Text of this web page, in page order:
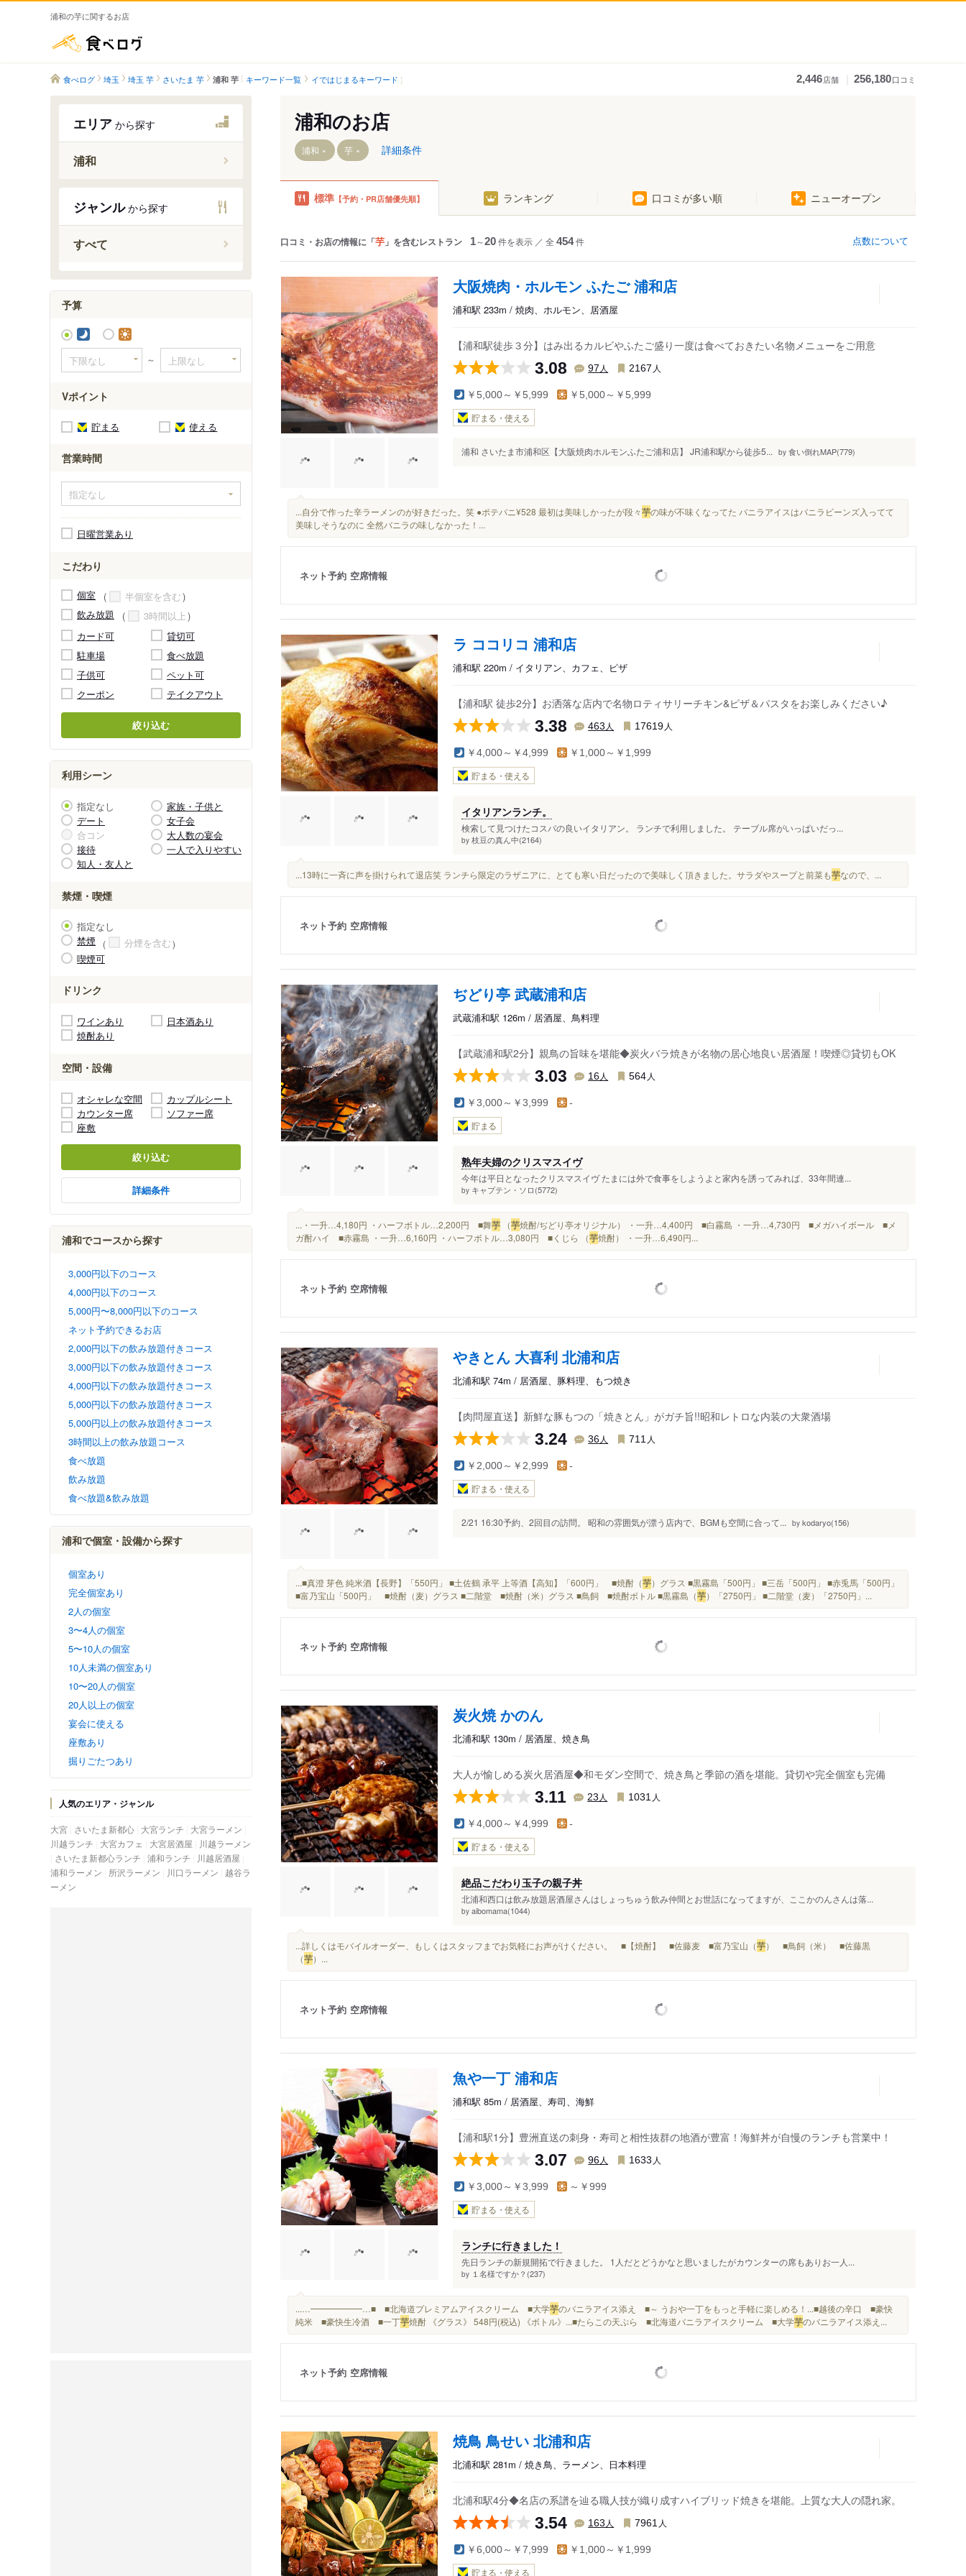
浦和の芋に関するお店
食べログ 埼玉 埼玉 芋 さいたま 芋 浦和 芋 キーワード一覧 イではじまるキーワード 2,446店舗 256,180口コミ
エリア から探す
浦和
西浦和駅
南浦和駅
東浦和駅
北浦和駅
浦和駅
中浦和駅
浦和美園駅
ジャンルから探す
すべて
予算
～
Vポイント
貯まる 使える
営業時間
日曜営業あり
こだわり
個室
半個室を含む
飲み放題
3時間以上
カード可
貸切可
駐車場
食べ放題
子供可
ペット可
クーポン
テイクアウト
絞り込む
利用シーン
指定なし
家族・子供と
デート
女子会
合コン
大人数の宴会
接待
一人で入りやすい
知人・友人と
禁煙・喫煙
指定なし
禁煙
分煙を含む
喫煙可
ドリンク
ワインあり
日本酒あり
焼酎あり
空間・設備
オシャレな空間
カップルシート
カウンター席
ソファー席
座敷
絞り込む
詳細条件
浦和でコースから探す
3,000円以下のコース
4,000円以下のコース
5,000円〜8,000円以下のコース
ネット予約できるお店
2,000円以下の飲み放題付きコース
3,000円以下の飲み放題付きコース
4,000円以下の飲み放題付きコース
5,000円以下の飲み放題付きコース
5,000円以上の飲み放題付きコース
3時間以上の飲み放題コース
食べ放題
飲み放題
食べ放題&飲み放題
浦和で個室・設備から探す
個室あり
完全個室あり
2人の個室
3〜4人の個室
5〜10人の個室
10人未満の個室あり
10〜20人の個室
20人以上の個室
宴会に使える
座敷あり
掘りごたつあり
人気のエリア・ジャンル
大宮 さいたま新都心 大宮ランチ
大宮ラーメン
川越ランチ
大宮カフェ 大宮居酒屋
川越ラーメン
さいたま新都心ランチ 浦和ランチ
川越居酒屋
浦和ラーメン
所沢ラーメン 川口ラーメン
越谷ラ
ーメン
浦和のお店
浦和 芋 詳細条件
標準 【予約・PR店舗優先順】 ランキング 口コミが多い順 ニューオープン
口コミ・お店の情報に「芋 」を含むレストラン 1～20件を表示 ／ 全 454件 点数について
大阪焼肉・ホルモン ふたご 浦和店
浦和駅 233m / 焼肉、ホルモン、居酒屋
【浦和駅徒歩３分】はみ出るカルビやふたご盛り一度は食べておきたい名物メニューをご用意
3.08 97 人 2167 人
￥5,000～￥5,999 ￥5,000～￥5,999
貯まる・使える
浦和 さいたま市浦和区【大阪焼肉ホルモンふたご浦和店】 JR浦和駅から徒歩5... by 食い倒れMAP(779)
...自分で作った辛ラーメンのが好きだった。笑 ●ポテバニ¥528 最初は美味しかったが段々芋の味が不味くなってた バニラアイスはバニラビーンズ入ってて
美味しそうなのに 全然バニラの味しなかった！...
ネット予約 空席情報
ラ ココリコ 浦和店
浦和駅 220m / イタリアン、カフェ、ピザ
【浦和駅 徒歩2分】お洒落な店内で名物ロティサリーチキン&ピザ＆パスタをお楽しみください♪
3.38 463 人 17619 人
￥4,000～￥4,999 ￥1,000～￥1,999
貯まる・使える
イタリアンランチ。
検索して見つけたコスパの良いイタリアン。 ランチで利用しました。 テーブル席がいっぱいだっ...
by 枝豆の真ん中(2164)
...13時に一斉に声を掛けられて退店笑 ランチら限定のラザニアに、とても寒い日だったので美味しく頂きました。サラダやスープと前菜も芋なので、...
ネット予約 空席情報
ぢどり亭 武蔵浦和店
武蔵浦和駅 126m / 居酒屋、鳥料理
【武蔵浦和駅2分】親鳥の旨味を堪能◆炭火バラ焼きが名物の居心地良い居酒屋！喫煙◎貸切もOK
3.03 16人 564 人
￥3,000～￥3,999 -
貯まる
熟年夫婦のクリスマスイヴ
今年は平日となったクリスマスイヴ たまには外で食事をしようよと家内を誘ってみれば、33年間連...
by キャプテン・ソロ(5772)
...・一升…4,180円 ・ハーフボトル…2,200円 ■舞芋 （芋焼酎/ぢどり亭オリジナル） ・一升…4,400円 ■白霧島 ・一升…4,730円 ■メガハイボール ■メ
ガ酎ハイ ■赤霧島 ・一升…6,160円 ・ハーフボトル…3,080円 ■くじら （芋焼酎） ・一升…6,490円...
ネット予約 空席情報
やきとん 大喜利 北浦和店
北浦和駅 74m / 居酒屋、豚料理、もつ焼き
【肉問屋直送】新鮮な豚もつの「焼きとん」がガチ旨!!昭和レトロな内装の大衆酒場
3.24 36人 711 人
￥2,000～￥2,999 -
貯まる・使える
2/21 16:30予約、2回目の訪問。 昭和の雰囲気が漂う店内で、BGMも空間に合って... by kodaryo(156)
...■真澄 芽色 純米酒【長野】「550円」 ■土佐鶴 承平 上等酒【高知】「600円」 ■焼酎（芋）グラス ■黒霧島「500円」 ■三岳「500円」 ■赤兎馬「500円」
■富乃宝山「500円」 ■焼酎（麦）グラス ■二階堂 ■焼酎（米）グラス ■鳥飼 ■焼酎ボトル ■黒霧島（芋）「2750円」 ■二階堂（麦）「2750円」...
ネット予約 空席情報
炭火焼 かのん
北浦和駅 130m / 居酒屋、焼き鳥
大人が愉しめる炭火居酒屋◆和モダン空間で、焼き鳥と季節の酒を堪能。貸切や完全個室も完備
3.11 23 人 1031 人
￥4,000～￥4,999 -
貯まる・使える
絶品こだわり玉子の親子丼
北浦和西口は飲み放題居酒屋さんはしょっちゅう飲み仲間とお世話になってますが、ここかのんさんは落...
by aibomama(1044)
...詳しくはモバイルオーダー、もしくはスタッフまでお気軽にお声がけください。 ■【焼酎】 ■佐藤麦 ■富乃宝山（芋） ■鳥飼（米） ■佐藤黒
（芋）...
ネット予約 空席情報
魚や一丁 浦和店
浦和駅 85m / 居酒屋、寿司、海鮮
【浦和駅1分】豊洲直送の刺身・寿司と相性抜群の地酒が豊富！海鮮丼が自慢のランチも営業中！
3.07 96人 1633 人
￥3,000～￥3,999 ～￥999
貯まる・使える
ランチに行きました！
先日ランチの新規開拓で行きました。 1人だとどうかなと思いましたがカウンターの席もありお一人...
by １名様ですか？(237)
...…━━━━━━…■ ■北海道プレミアムアイスクリーム ■大学芋のバニラアイス添え ■～ うおや一丁をもっと手軽に楽しめる！...■越後の辛口 ■豪快
純米 ■豪快生冷酒 ■一丁芋焼酎 《グラス》 548円(税込) 《ボトル》...■たらこの天ぷら ■北海道バニラアイスクリーム ■大学芋のバニラアイス添え...
ネット予約 空席情報
焼鳥 鳥せい 北浦和店
北浦和駅 281m / 焼き鳥、ラーメン、日本料理
北浦和駅4分◆名店の系譜を辿る職人技が織り成すハイブリッド焼きを堪能。上質な大人の隠れ家。
3.54 163 人 7961 人
￥6,000～￥7,999 ￥1,000～￥1,999
貯まる・使える